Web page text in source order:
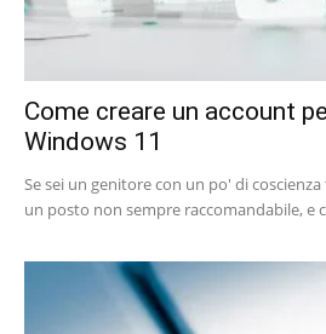
Come creare un account
Windows 11
Se sei un genitore con un po' di
un posto non sempre raccomandabile, e